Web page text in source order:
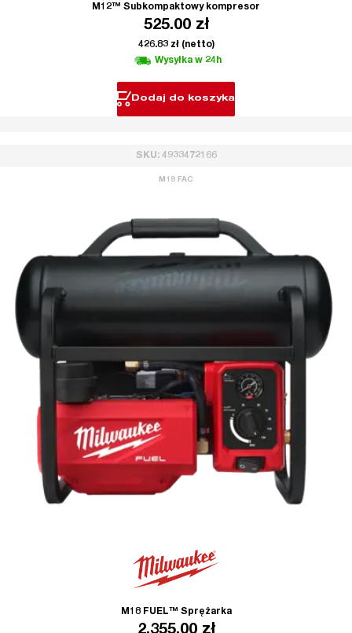
M12™ Subkompaktowy kompresor
525.00 zł
426.83 zł(netto)
Wysyłka w 24h
Dodaj do koszyka
SKU: 4933472166
M18 FAC
M18 FUEL™ Sprężarka